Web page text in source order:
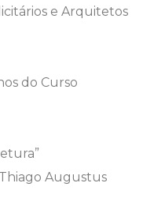
e Arquitetos
do Curso
Augustus